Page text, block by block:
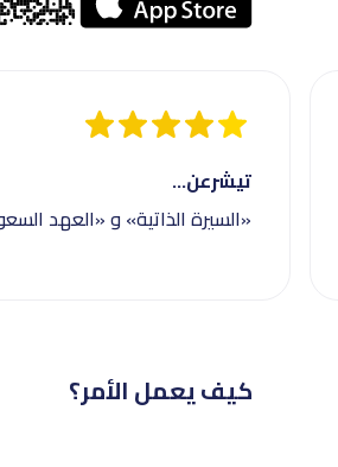
تيشرعن...
«السيرة الذاتية» و «العهد
كيف يعمل الأمر؟